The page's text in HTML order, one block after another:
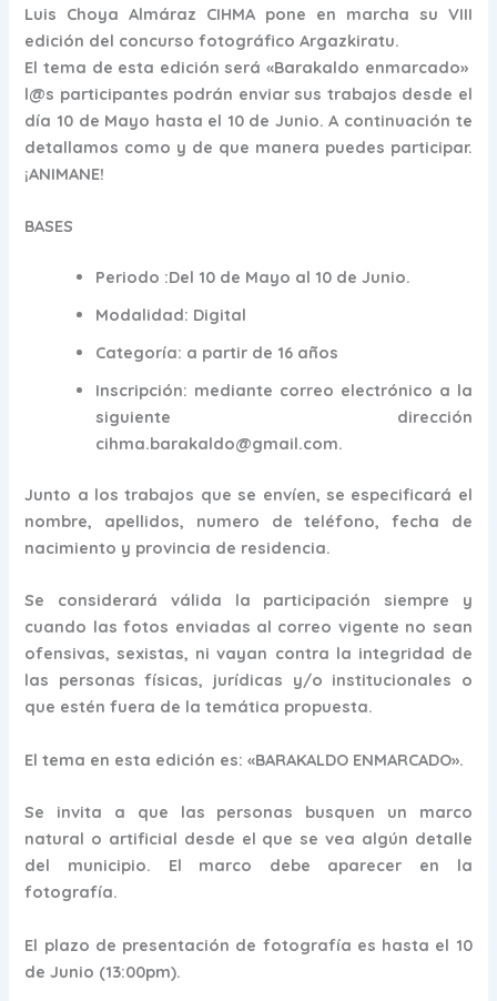
Luis Choya Almáraz CIHMA pone en marcha su VIII
edición del concurso fotográfico Argazkiratu.
El tema de esta edición será «Barakaldo enmarcado»
l@s participantes podrán enviar sus trabajos desde el
día 10 de Mayo hasta el 10 de Junio. A continuación te
detallamos como y de que manera puedes participar.
¡ANIMANE!
BASES
Periodo :Del 10 de Mayo al 10 de Junio.
Modalidad: Digital
Categoría: a partir de 16 años
Inscripción: mediante correo electrónico a la
siguiente dirección
cihma.barakaldo@gmail.com.
Junto a los trabajos que se envíen, se especificará el
nombre, apellidos, numero de teléfono, fecha de
nacimiento y provincia de residencia.
Se considerará válida la participación siempre y
cuando las fotos enviadas al correo vigente no sean
ofensivas, sexistas, ni vayan contra la integridad de
las personas físicas, jurídicas y/o institucionales o
que estén fuera de la temática propuesta.
El tema en esta edición es: «BARAKALDO ENMARCADO».
Se invita a que las personas busquen un marco
natural o artificial desde el que se vea algún detalle
del municipio. El marco debe aparecer en la
fotografía.
El plazo de presentación de fotografía es hasta el 10
de Junio (13:00pm).